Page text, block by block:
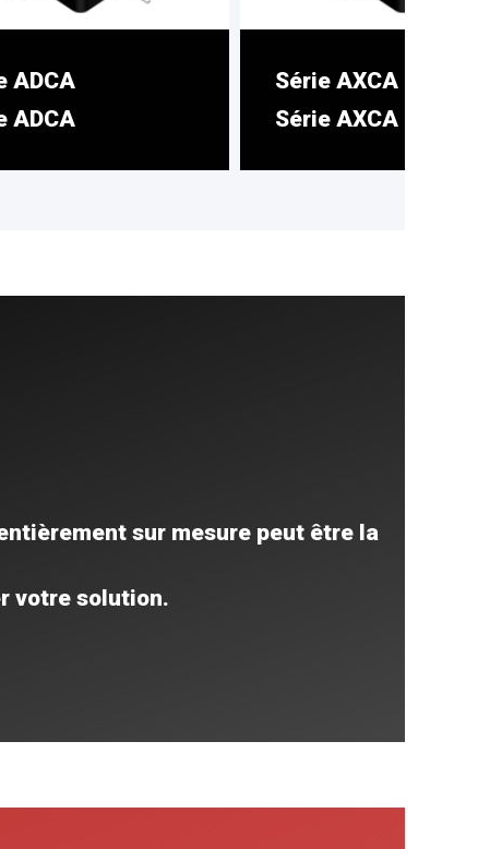
ADCA
ADCA
Série AXCA
Série AXCA
sur mesure peut être la
votre solution.